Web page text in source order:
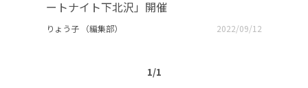
ートナイト下北沢」開催
りょう子 （編集部） 2022/09/12
1/1